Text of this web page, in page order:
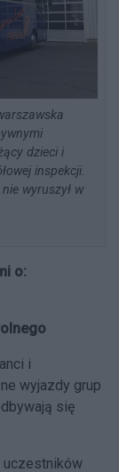
dzieci i
inspekcji.
wyruszył w
o:
i
wyjazdy grup
się
uczestników